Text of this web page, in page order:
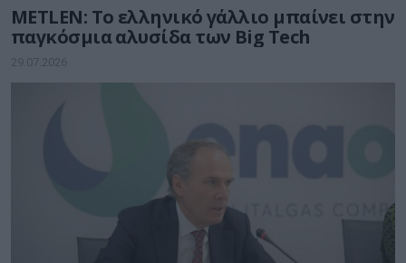
METLEN: Το ελληνικό γάλλιο μπαίνει στην
παγκόσμια αλυσίδα των Big Tech
29.07.2026